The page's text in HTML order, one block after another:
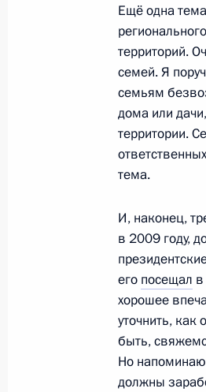
Заседание
и правам
5 июля 2011
13 июля
Швейцарии
5 июля 2011
4 июля
Дмитрий
Россия –
4 июля 2011
Ещё одна
территорий.
семей. Я
семьям
дома или
территории.
тема.
И, наконец,
в 2009 году,
его посещал
хорошее
уточнить, как
быть,
Но
должны